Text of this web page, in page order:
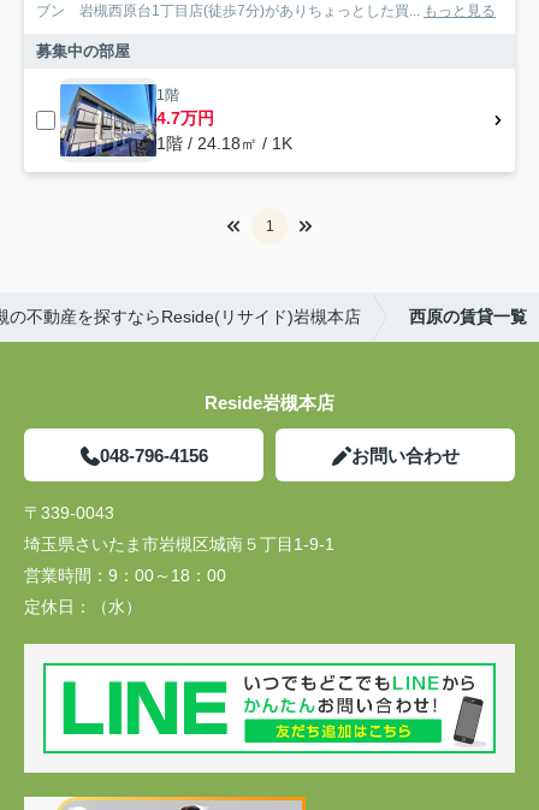
ブン 岩槻西原台1丁目店(徒歩7分)がありちょっとした買... もっと見る
募集中の部屋
1階
4.7万円
1階 / 24.18㎡ / 1K
1
の不動産を探すならReside(リサイド)岩槻本店 西原の賃貸一覧
Reside岩槻本店
048-796-4156 お問い合わせ
〒339-0043
埼玉県さいたま市岩槻区城南５丁目1-9-1
営業時間： 9：00～18：00
定休日：
（水）